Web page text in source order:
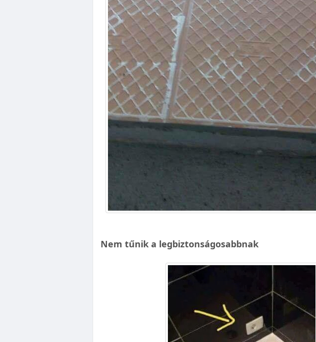
Nem tűnik a legbiztonságosabbnak